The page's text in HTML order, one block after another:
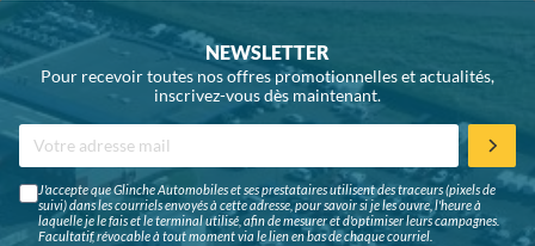
NEWSLETTER
Pour recevoir toutes nos offres promotionnelles et actualités,
inscrivez-vous dès maintenant.
J'accepte que Glinche Automobiles et ses prestataires utilisent des traceurs (pixels de
suivi) dans les courriels envoyés à cette adresse, pour savoir si je les ouvre, l'heure à
laquelle je le fais et le terminal utilisé, afin de mesurer et d'optimiser leurs campagnes.
Facultatif, révocable à tout moment via le lien en bas de chaque courriel.